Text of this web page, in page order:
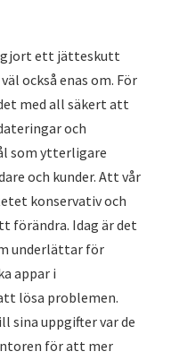
gjort ett jätteskutt
också enas om. För
med all säkert att
och
som ytterligare
och kunder. Att vår
konservativ och
förändra. Idag är det
underlättar för
appar i
lösa problemen.
uppgifter var de
för att mer